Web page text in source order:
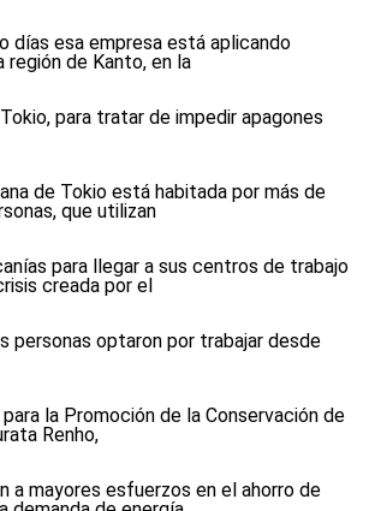
días esa empresa está aplicando
de Kanto, en la
para tratar de impedir apagones
de Tokio está habitada por más de
que utilizan
para llegar a sus centros de trabajo
creada por el
personas optaron por trabajar desde
la Promoción de la Conservación de
Renho,
a mayores esfuerzos en el ahorro de